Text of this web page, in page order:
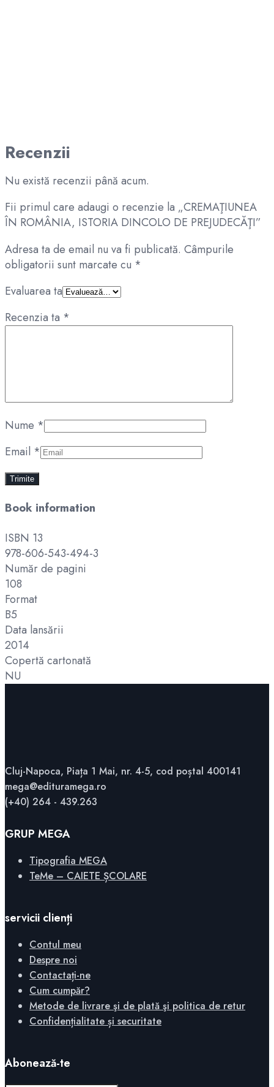
Recenzii
Nu există recenzii până acum.
Fii primul care adaugi o recenzie la „CREMAŢIUNEA
ÎN ROMÂNIA, ISTORIA DINCOLO DE PREJUDECĂŢI”
Adresa ta de email nu va fi publicată. Câmpurile
obligatorii sunt marcate cu *
Evaluarea ta
Recenzia ta *
Nume *
Email *
Book information
ISBN 13
978-606-543-494-3
Număr de pagini
108
Format
B5
Data lansării
2014
Copertă cartonată
NU
Cluj-Napoca, Piața 1 Mai, nr. 4-5, cod poștal 400141
mega@edituramega.ro
(+40) 264 - 439.263
GRUP MEGA
Tipografia MEGA
TeMe – CAIETE ȘCOLARE
servicii clienți
Contul meu
Despre noi
Contactați-ne
Cum cumpăr?
Metode de livrare şi de plată şi politica de retur
Confidențialitate și securitate
Abonează-te